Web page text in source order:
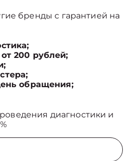
бренды с гарантией на
200 рублей;
обращения;
диагностики и